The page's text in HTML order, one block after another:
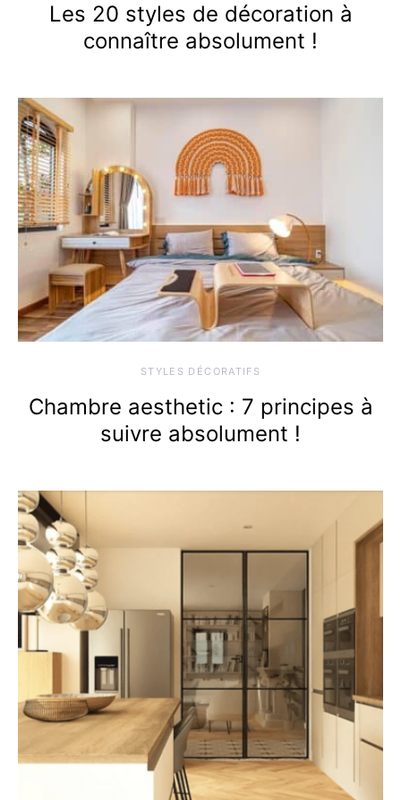
Les 20 styles de décoration à
connaître absolument !
STYLES DÉCORATIFS
Chambre aesthetic : 7 principes à
suivre absolument !